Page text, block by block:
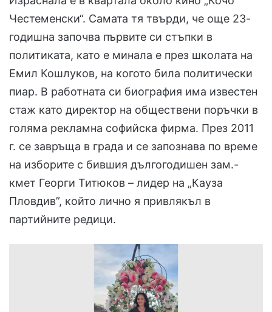
Честеменски“. Самата тя твърди, че още 23-
годишна започва първите си стъпки в
политиката, като е минала е през школата на
Емил Кошлуков, на когото била политически
пиар. В работната си биография има известен
стаж като директор на обществени поръчки в
голяма рекламна софийска фирма. През 2011
г. се завръща в града и се запознава по време
на изборите с бившия дългогодишен зам.-
кмет Георги Титюков – лидер на „Кауза
Пловдив”, който лично я привлякъл в
партийните редици.